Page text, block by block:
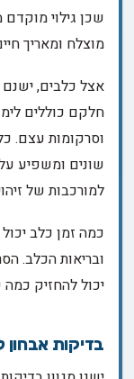
שכן גילוי
מוצלח ומאריך
אצל כלבים,
חלקם כוללים
וסרקומות עצם.
שונים ומשפיע
למורכבות של
כמה זמן כלב
ובריאות הכלב.
יכול להחזיק כמה
בדיקות אבחון